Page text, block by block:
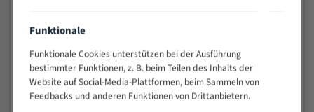
150 -
450
200 -
600
1,1/1,6
> 500
0,75/1,25
Funktionale
Funktionale Cookies unterstützen bei der Ausführung
bestimmter Funktionen, z. B. beim Teilen des Inhalts der
Website auf Social-Media-Plattformen, beim Sammeln von
Feedbacks und anderen Funktionen von Drittanbietern.